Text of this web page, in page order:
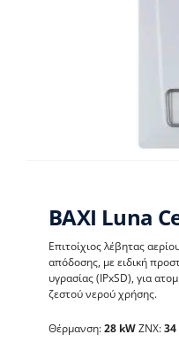
BAXI
Λέβητες με
BAXI Luna
Επιτοίχιος λέβητας
απόδοσης, με ειδική
υγρασίας (IPxSD), για
ζεστού νερού χρήσης.
Θέρμανση:28 kWΖΝΧ:34